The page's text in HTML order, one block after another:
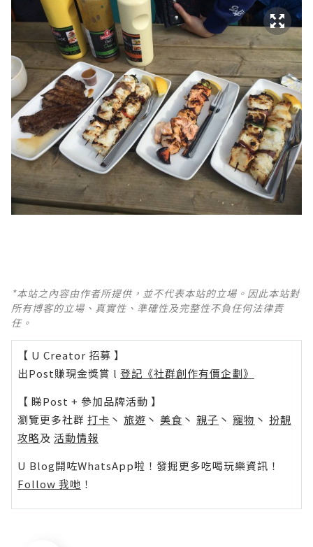
*本站之內容由作者所提供，並不代表本站的立場。因此本站對
所有博客的立場、真實性、準確性及完整性不負任何法律責
任。
【 U Creator 招募 】
出Post賺現金獎賞 l 登記《社群創作有價企劃》
【 睇Post + 參加品牌活動 】
瀏覽更多社群 打卡 丶 旅遊 丶 美食 丶 親子 丶 寵物 丶 扮靚
攻略及 活動情報
U Blog開咗WhatsApp啦！發掘更多吃喝玩樂資訊！
Follow 我哋 ！